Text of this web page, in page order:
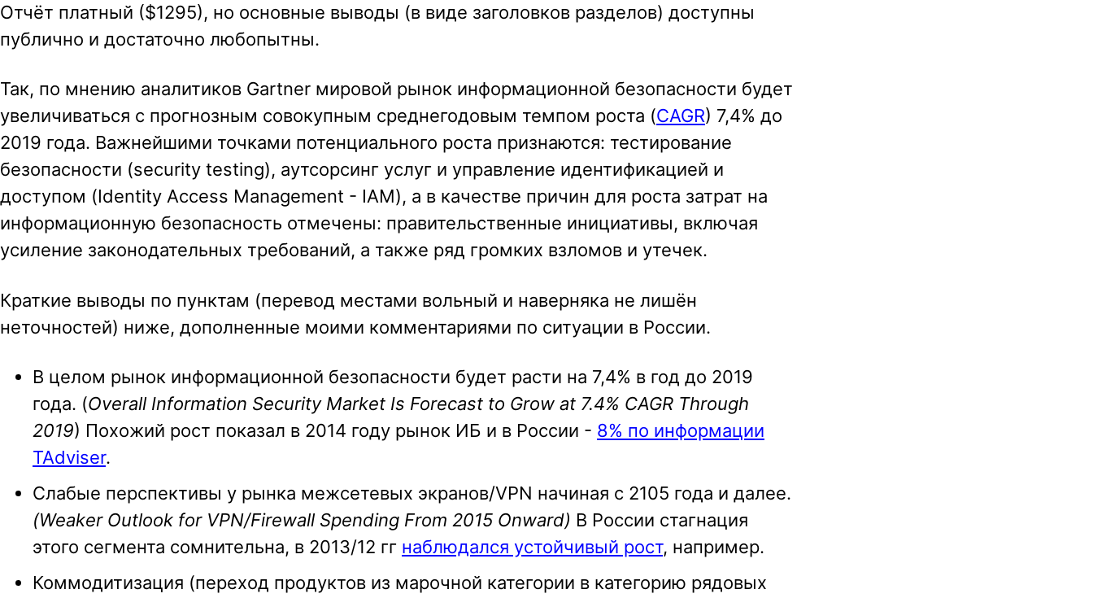
v
i
a
t
i
o
n
Отчёт платный ($1295), но основные выводы (в виде заголовков разделов) доступны
публично и достаточно любопытны.
Так, по мнению аналитиков Gartner мировой рынок информационной безопасности будет
увеличиваться с прогнозным совокупным среднегодовым темпом роста (CAGR) 7,4% до
2019 года. Важнейшими точками потенциального роста признаются: тестирование
безопасности (security testing), аутсорсинг услуг и управление идентификацией и
доступом (Identity Access Management - IAM), а в качестве причин для роста затрат на
информационную безопасность отмечены: правительственные инициативы, включая
усиление законодательных требований, а также ряд громких взломов и утечек.
Краткие выводы по пунктам (перевод местами вольный и наверняка не лишён
неточностей) ниже, дополненные моими комментариями по ситуации в России.
В целом рынок информационной безопасности будет расти на 7,4% в год до 2019
года. (Overall Information Security Market Is Forecast to Grow at 7.4% CAGR Through
2019) Похожий рост показал в 2014 году рынок ИБ и в России - 8% по информации
TAdviser.
Слабые перспективы у рынка межсетевых экранов/VPN начиная с 2105 года и далее.
(Weaker Outlook for VPN/Firewall Spending From 2015 Onward) В России стагнация
этого сегмента сомнительна, в 2013/12 гг наблюдался устойчивый рост, например.
Коммодитизация (переход продуктов из марочной категории в категорию рядовых